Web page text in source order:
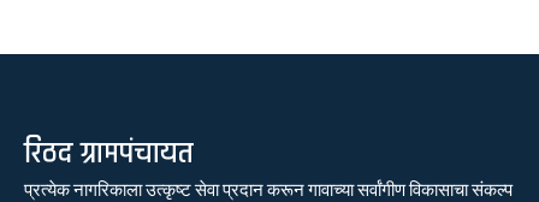
रिठद ग्रामपंचायत
प्रत्येक नागरिकाला उत्कृष्ट सेवा प्रदान करून गावाच्या सर्वांगीण विकासाचा संकल्प